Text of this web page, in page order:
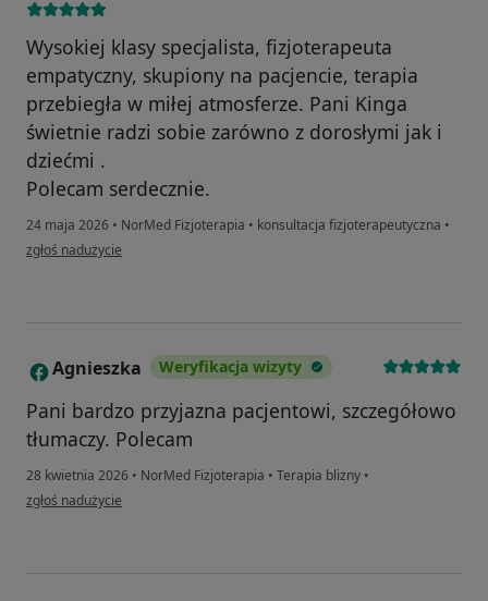
Wysokiej klasy specjalista, fizjoterapeuta
empatyczny, skupiony na pacjencie, terapia
przebiegła w miłej atmosferze. Pani Kinga
świetnie radzi sobie zarówno z dorosłymi jak i
dziećmi .
Polecam serdecznie.
24 maja 2026 • NorMed Fizjoterapia • konsultacja fizjoterapeutyczna •
w opinii użytkownika Karolina
zgłoś nadużycie
A Agnieszka Weryfikacja wizyty
Pani bardzo przyjazna pacjentowi, szczegółowo
tłumaczy. Polecam
28 kwietnia 2026 • NorMed Fizjoterapia • Terapia blizny •
w opinii użytkownika Agnieszka
zgłoś nadużycie